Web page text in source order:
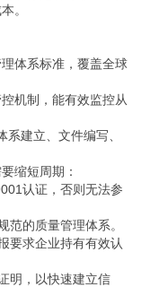
。
体系标准，覆盖全球
机制，能有效监控从
建立、文件编写、
缩短周期：
认证，否则无法参
范的质量管理体系。
要求企业持有有效认
明，以快速建立信